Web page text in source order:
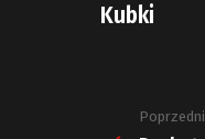
Kubki
Zobacz